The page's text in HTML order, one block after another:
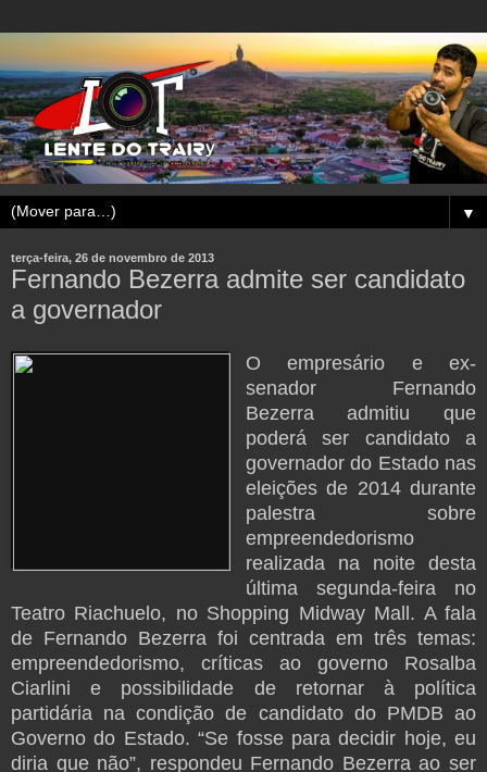
▼
terça-feira, 26 de novembro de 2013
Fernando Bezerra admite ser candidato
a governador
O empresário e ex-
senador Fernando
Bezerra admitiu que
poderá ser candidato a
governador do Estado nas
eleições de 2014 durante
palestra sobre
empreendedorismo
realizada na noite desta
última segunda-feira no
Teatro Riachuelo, no Shopping Midway Mall. A fala
de Fernando Bezerra foi centrada em três temas:
empreendedorismo, críticas ao governo Rosalba
Ciarlini e possibilidade de retornar à política
partidária na condição de candidato do PMDB ao
Governo do Estado. “Se fosse para decidir hoje, eu
diria que não”, respondeu Fernando Bezerra ao ser